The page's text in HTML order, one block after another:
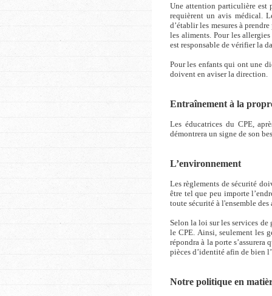
Une attention particulière est
requièrent un avis médical.
d’établir les mesures à
les aliments. Pour les
est responsable de vérifier la
Pour les enfants qui ont une
doivent en aviser la direction.
Entraînement à la
Les éducatrices du CPE,
démontrera un signe de son
L’environnement
Les règlements de sécurité
être tel que peu importe
toute sécurité à l'ensemble
Selon la loi sur les services de
le CPE. Ainsi, seulement les
répondra à la porte s’assurera
pièces d’identité afin de bien
Notre politique en